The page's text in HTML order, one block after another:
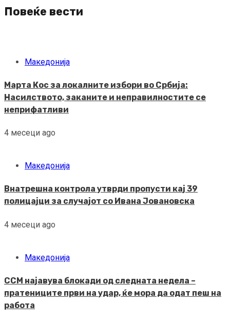
Повеќе вести
Македонија
Марта Кос за локалните избори во Србија:
Насилството, заканите и неправилностите се
неприфатливи
4 месеци ago
Македонија
Внатрешна контрола утврди пропусти кај 39
полицајци за случајот со Ивана Јовановска
4 месеци ago
Македонија
ССМ најавува блокади од следната недела –
пратениците први на удар, ќе мора да одат пеш на
работа